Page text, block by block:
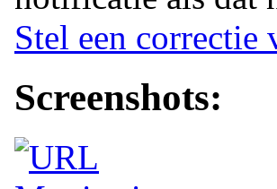
Stel een correctie
Screenshots: